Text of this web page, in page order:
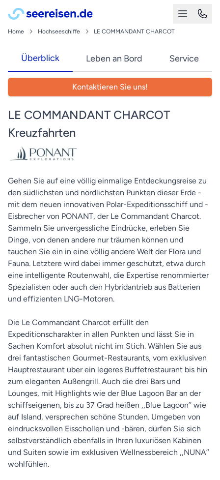
Home Hochseeschiffe LE COMMANDANT CHARCOT
Überblick Leben an Bord Service
Kontaktieren Sie uns!
LE COMMANDANT CHARCOT
Kreuzfahrten
Gehen Sie auf eine völlig einmalige Entdeckungsreise zu
den südlichsten und nördlichsten Punkten dieser Erde -
mit dem neuen innovativen Polar-Expeditionsschiff und -
Eisbrecher von PONANT, der Le Commandant Charcot.
Sammeln Sie unvergessliche Eindrücke, erleben Sie
Dinge, von denen andere nur träumen können und
tauchen Sie ein in eine völlig andere Welt der Flora und
Fauna. Letztere wird dabei immer geschützt, etwa durch
eine intelligente Routenwahl, die Expertise renommierter
Spezialisten oder auch den Hybridantrieb aus Batterien
und effizienten LNG-Motoren.
Die Le Commandant Charcot erfüllt den
Expeditionscharakter in allen Punkten und lässt Sie in
Sachen Komfort absolut nicht im Stich. Wählen Sie aus
drei fantastischen Gourmet-Restaurants, vom exklusiven
Hauptrestaurant über ein legeres Buffetrestaurant bis hin
zum eleganten Außengrill. Auch die drei Bars und
Lounges, mit Highlights wie der Blue Lagoon Bar an der
schiffseigenen, bis zu 37 Grad heißen ,,Blue Lagoon’’ wie
auf Island, versprechen schöne Stunden. Umgeben von
eindrucksvollen Eisschollen und -bären, dürfen Sie sich
selbstverständlich ebenfalls in Ihren luxuriösen Kabinen
und Suiten sowie im exklusiven Wellnessbereich ,,NUNA’’
wohlfühlen.